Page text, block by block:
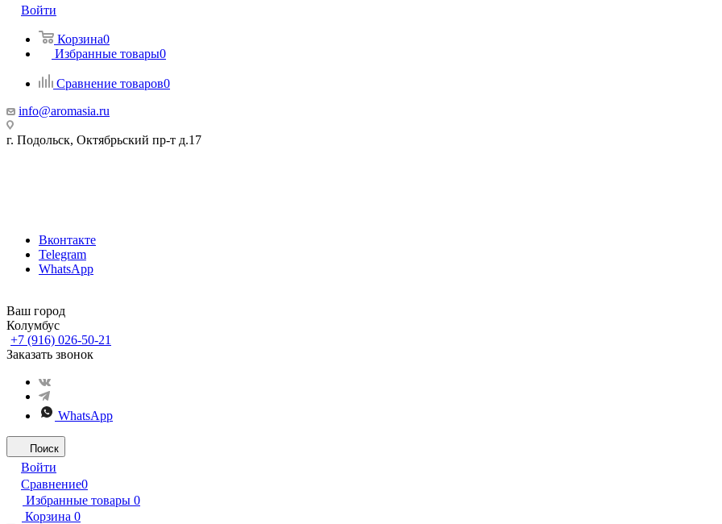
Войти
Корзина0
Избранные товары0
Сравнение товаров0
info@aromasia.ru
г. Подольск, Октябрьский пр-т д.17
Вконтакте
Telegram
WhatsApp
Ваш город
Колумбус
+7 (916) 026-50-21
Заказать звонок
WhatsApp
Поиск
Войти
Сравнение0
Избранные товары 0
Корзина 0